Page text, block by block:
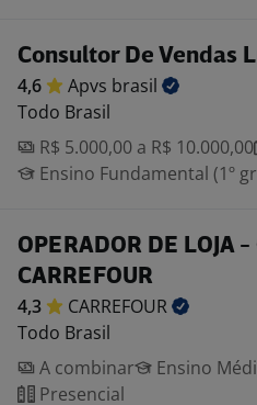
Consultor De Vendas
4,6 Apvs brasil
Todo Brasil
R$ 5.000,00 a R$ 10.000,00
Ensino Fundamental (1º
OPERADOR DE LOJA -
CARREFOUR
4,3
CARREFOUR
Todo Brasil
A combinar
Ensino
Presencial